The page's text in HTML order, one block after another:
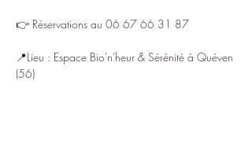
👉 Réservations au 06 67 66 31 87
📍Lieu : Espace Bio'n'heur & Sérénité à Quéven
(56)